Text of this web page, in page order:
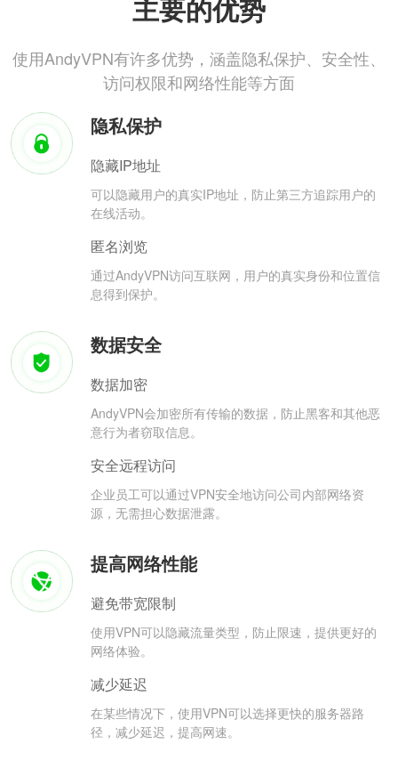
主要的优势
使用AndyVPN有许多优势，涵盖隐私保护、安全性、
访问权限和网络性能等方面
隐私保护
隐藏IP地址
可以隐藏用户的真实IP地址，防止第三方追踪用户的
在线活动。
匿名浏览
通过AndyVPN访问互联网，用户的真实身份和位置信
息得到保护。
数据安全
数据加密
AndyVPN会加密所有传输的数据，防止黑客和其他恶
意行为者窃取信息。
安全远程访问
企业员工可以通过VPN安全地访问公司内部网络资
源，无需担心数据泄露。
提高网络性能
避免带宽限制
使用VPN可以隐藏流量类型，防止限速，提供更好的
网络体验。
减少延迟
在某些情况下，使用VPN可以选择更快的服务器路
径，减少延迟，提高网速。